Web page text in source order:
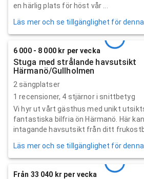
en härlig plats för höst vår ...
Läs mer och se tillgänglighet för
6 000 - 8 000 kr per vecka
Stuga med strålande havsutsikt
Härmanö/Gullholmen
2 sängplatser
1 recensioner, 4 stjärnor i snittbetyg
Vi hyr ut vårt gästhus med unikt
fantastiska bilfria ön Härmanö. Här
intagande havsutsikt från ditt
Läs mer och se tillgänglighet för
Från 33 040 kr per vecka